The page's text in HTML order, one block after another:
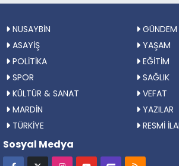
NUSAYBİN
GÜNDEM
ASAYİŞ
YAŞAM
POLİTİKA
EĞİTİM
SPOR
SAĞLIK
KÜLTÜR & SANAT
VEFAT
MARDİN
YAZILAR
TÜRKİYE
RESMİ
Sosyal Medya